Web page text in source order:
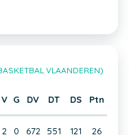
VLAANDEREN)
V G DV DT DS Ptn
2 0 672 551 121 26